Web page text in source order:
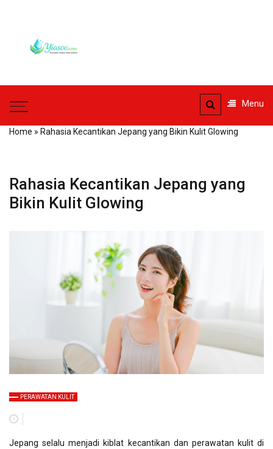
Perawatan Lembut untuk
Kulitmu
Menu
Home » Rahasia Kecantikan Jepang yang Bikin Kulit Glowing
Rahasia Kecantikan Jepang yang
Bikin Kulit Glowing
PERAWATAN KULIT
Jepang selalu menjadi kiblat kecantikan dan perawatan kulit di